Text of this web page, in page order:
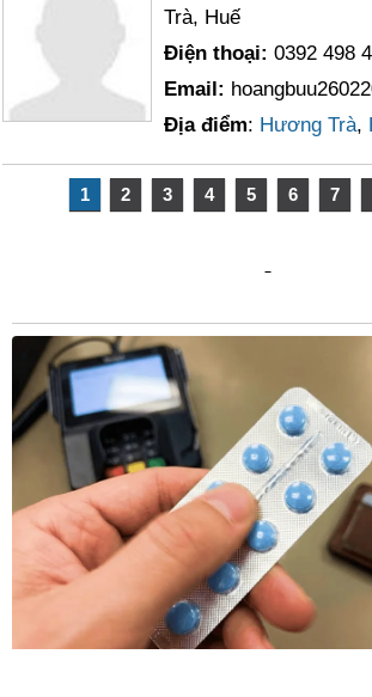
Trà, Huế
Điện thoại:0392 498
Email:
Địa điểm: Hương Trà,
1 2 3 4 5 6 7